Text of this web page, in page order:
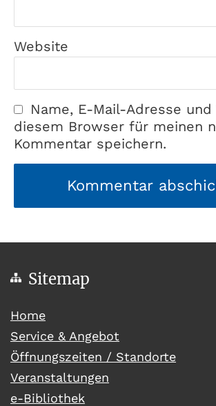
Website
Name, E-Mail-Adresse
diesem Browser für meinen
Kommentar speichern.
Sitemap
Home(current)
Service & Angebot
Öffnungszeiten / Standorte
Veranstaltungen
e-Bibliothek